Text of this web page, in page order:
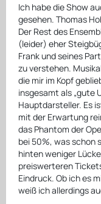
Ich habe die Show
gesehen. Thomas
Der Rest des
(leider) eher
Frank und seines
zu verstehen.
die mir im Kopf
insgesamt als „gute
Hauptdarsteller. Es
mit der Erwartung
das Phantom der
bei 50%, was schon
hinten weniger
preiswerteren
Eindruck. Ob ich es
weiß ich allerdings